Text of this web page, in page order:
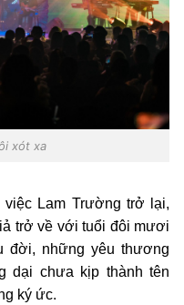
xót xa
Lam Trường trở lại,
trở về với tuổi đôi mươi
đời, những yêu thương
dại chưa kịp thành tên
ký ức.